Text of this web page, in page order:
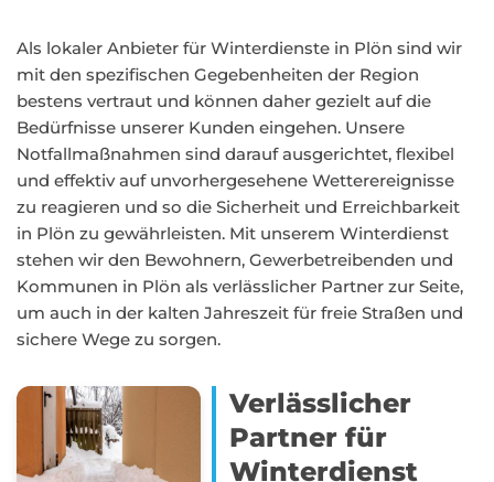
Als lokaler Anbieter für Winterdienste in Plön sind wir
mit den spezifischen Gegebenheiten der Region
bestens vertraut und können daher gezielt auf die
Bedürfnisse unserer Kunden eingehen. Unsere
Notfallmaßnahmen sind darauf ausgerichtet, flexibel
und effektiv auf unvorhergesehene Wetterereignisse
zu reagieren und so die Sicherheit und Erreichbarkeit
in Plön zu gewährleisten. Mit unserem Winterdienst
stehen wir den Bewohnern, Gewerbetreibenden und
Kommunen in Plön als verlässlicher Partner zur Seite,
um auch in der kalten Jahreszeit für freie Straßen und
sichere Wege zu sorgen.
Verlässlicher
Partner für
Winterdienst